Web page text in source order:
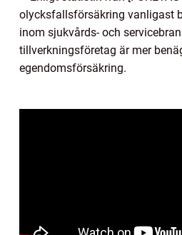
olycksfallsförsäkring vanligast
inom sjukvårds- och
tillverkningsföretag är mer
egendomsförsäkring.